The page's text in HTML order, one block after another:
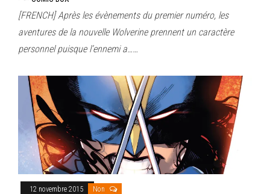
[FRENCH] Après les évènements du premier numéro, les
aventures de la nouvelle Wolverine prennent un caractère
personnel puisque l’ennemi a……
12 novembre 2015 Non